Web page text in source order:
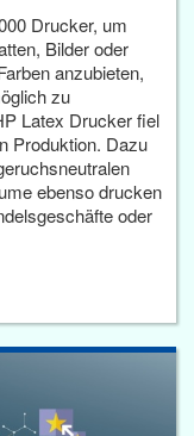
Drucker, um
Bilder oder
anzubieten,
zu
Latex Drucker fiel
Produktion. Dazu
ebenso drucken
oder